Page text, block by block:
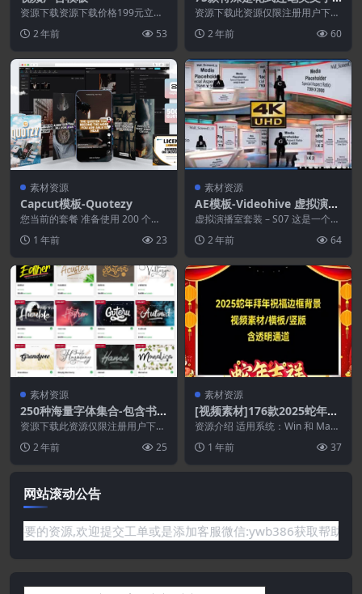
资源下载资源下载价格199元立即
资源永久更新资源!...
2 年前 53
体合集-花体英文字体合集
资源下载此资源仅限注册用户下
保证所有资源永久更新资...
2 年前 60
素材资源
Capcut模板-Quotezy
您当前的套餐 准备使用 200 个动
音报价。 10...
1 年前 23
素材资源
AE模板-Videohive 虚拟演播
室套件S07.7z
虚拟演播室套装 – S07 这是一个逼
目，如新闻、对...
2 年前 64
素材资源
250种海量字体集合-包含书
法,衬线,无衬线,卡通,手写等
字体
资源下载此资源仅限注册用户下
保证所有资源永久更新资...
2 年前 25
素材资源
[视频素材]176款2025蛇年新
年拜年透明边框背景
资源介绍 适用系统：Win 和 Mac
1 年前 37
网站滚动公告
你需要的资源,欢迎提交工单或是添加客服微信:ywb386获取帮助